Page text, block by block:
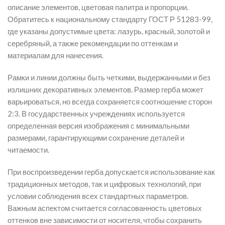
описание элементов, цветовая палитра и пропорции.
Обратитесь к национальному стандарту ГОСТ Р 51283-99,
где указаны допустимые цвета: лазурь, красный, золотой и
серебряный, а также рекомендации по оттенкам и
материалам для нанесения.
Рамки и линии должны быть четкими, выдержанными и без
излишних декоративных элементов. Размер герба может
варьироваться, но всегда сохраняется соотношение сторон
2:3. В государственных учреждениях используется
определенная версия изображения с минимальными
размерами, гарантирующими сохранение деталей и
читаемости.
При воспроизведении герба допускается использование как
традиционных методов, так и цифровых технологий, при
условии соблюдения всех стандартных параметров.
Важным аспектом считается согласованность цветовых
оттенков вне зависимости от носителя, чтобы сохранить